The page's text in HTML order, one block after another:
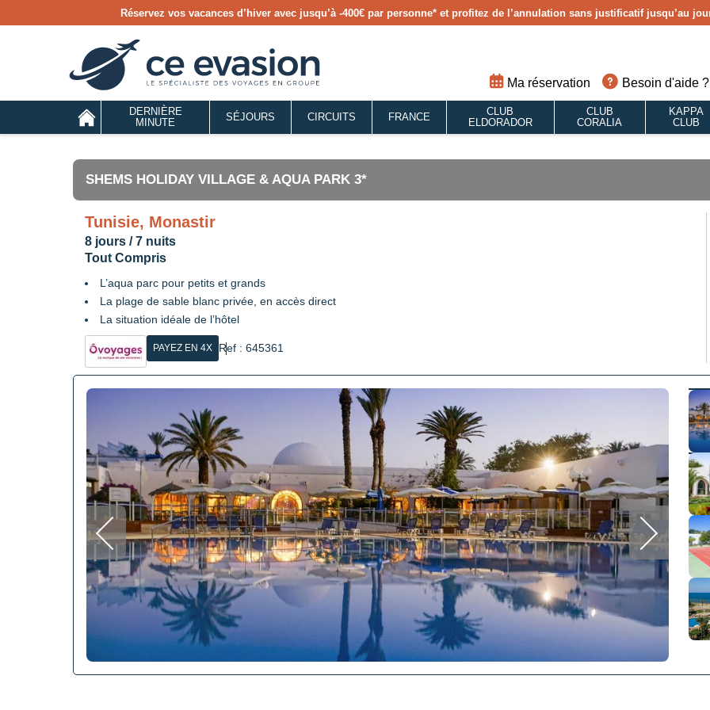
Réservez vos vacances d’hiver avec jusqu’à -400€ par personne* et profitez de l’annulation sans justificatif jusqu’au
Ma réservation Besoin d'aide ?
DERNIÈRE
MINUTE
SÉJOURS CIRCUITS FRANCE
CLUB
ELDORADOR
CLUB
CORALIA
KAPPA
CLUB
SHEMS HOLIDAY VILLAGE & AQUA PARK 3*
Tunisie, Monastir
8 jours / 7 nuits
Tout Compris
L’aqua parc pour petits et grands
La plage de sable blanc privée, en accès direct
La situation idéale de l’hôtel
PAYEZ EN 4X Ref : 645361